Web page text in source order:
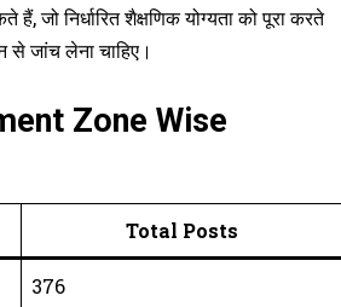
जो निर्धारित शैक्षणिक योग्यता को पूरा करते
से जांच लेना चाहिए।
Zone Wise
Total Posts
376